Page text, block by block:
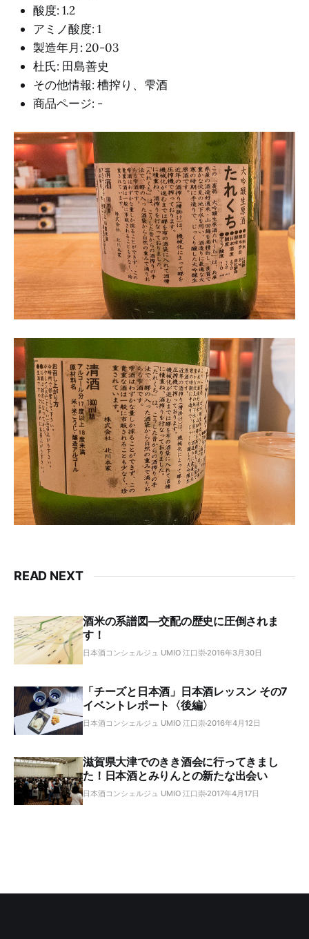
酸度: 1.2
アミノ酸度: 1
製造年月: 20-03
杜氏: 田島善史
その他情報: 槽搾り、雫酒
商品ページ: -
READ NEXT
酒米の系譜図―交配の歴史に圧倒されま
す！
日本酒コンシェルジュ UMIO 江口崇 2016年3月30日
「チーズと日本酒」日本酒レッスン その7
イベントレポート〈後編〉
日本酒コンシェルジュ UMIO 江口崇 2016年4月12日
滋賀県大津でのきき酒会に行ってきまし
た！日本酒とみりんとの新たな出会い
日本酒コンシェルジュ UMIO 江口崇 2017年4月17日